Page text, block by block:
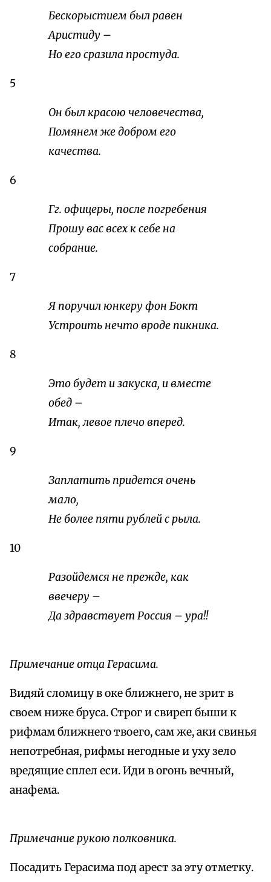
Бескорыстием был равен
Аристиду –
Но его сразила простуда.
5
Он был красою человечества,
Помянем же добром его
качества.
6
Гг. офицеры, после погребения
Прошу вас всех к себе на
собрание.
7
Я поручил юнкеру фон Бокт
Устроить нечто вроде пикника.
8
Это будет и закуска, и вместе
обед –
Итак, левое плечо вперед.
9
Заплатить придется очень
мало,
Не более пяти рублей с рыла.
10
Разойдемся не прежде, как
ввечеру –
Да здравствует Россия – ура!!
Примечание отца Герасима.
Видяй сломицу в оке ближнего, не зрит в
своем ниже бруса. Строг и свиреп быши к
рифмам ближнего твоего, сам же, аки свинья
непотребная, рифмы негодные и уху зело
вредящие сплел еси. Иди в огонь вечный,
анафема.
Примечание рукою полковника.
Посадить Герасима под арест за эту отметку.